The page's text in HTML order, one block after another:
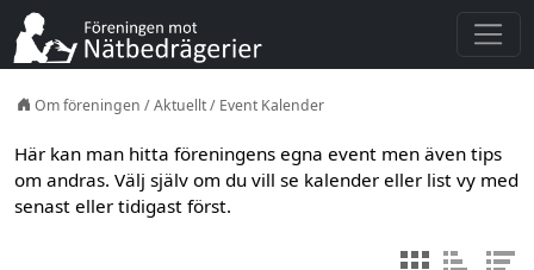
Om föreningen /Aktuellt/ Event Kalender
Här kan man hitta föreningens egna event men även tips
om andras. Välj själv om du vill se kalender eller list vy med
senast eller tidigast först.